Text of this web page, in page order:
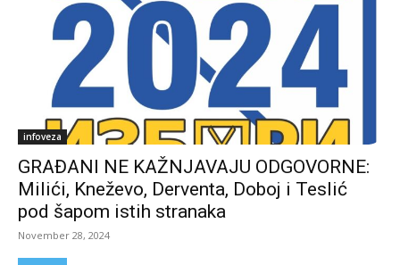
infoveza
GRAĐANI NE KAŽNJAVAJU ODGOVORNE:
Milići, Kneževo, Derventa, Doboj i Teslić
pod šapom istih stranaka
November 28, 2024